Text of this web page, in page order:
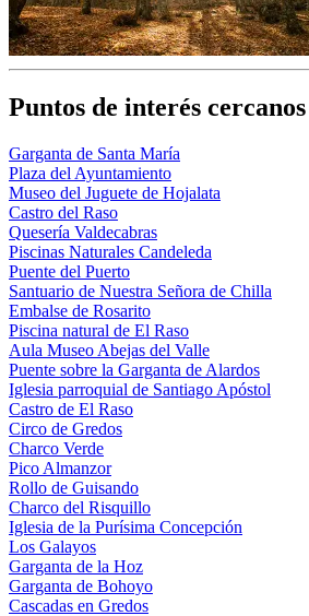
Puntos de interés cercanos
Garganta de Santa María
Plaza del Ayuntamiento
Museo del Juguete de Hojalata
Castro del Raso
Quesería Valdecabras
Piscinas Naturales Candeleda
Puente del Puerto
Santuario de Nuestra Señora de Chilla
Embalse de Rosarito
Piscina natural de El Raso
Aula Museo Abejas del Valle
Puente sobre la Garganta de Alardos
Iglesia parroquial de Santiago Apóstol
Castro de El Raso
Circo de Gredos
Charco Verde
Pico Almanzor
Rollo de Guisando
Charco del Risquillo
Iglesia de la Purísima Concepción
Los Galayos
Garganta de la Hoz
Garganta de Bohoyo
Cascadas en Gredos